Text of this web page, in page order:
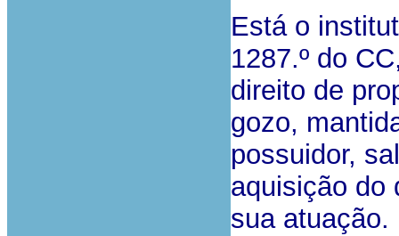
Está o
1287.º do
direito de
gozo,
possuidor,
aquisição do
sua atuação.